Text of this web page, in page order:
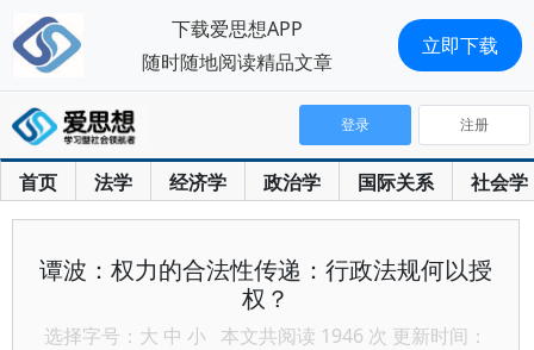
首页 法学 经济学 政治学 国际关系 社会学
登录 注册
谭波：权力的合法性传递：行政法规何以授
权？
选择字号： 大 中 小 本文共阅读 1946 次 更新时间：
下载爱思想APP
随时随地阅读精品文章
立即下载